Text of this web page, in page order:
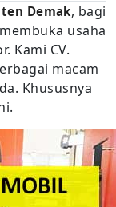
Demak, bagi
usaha
Kami CV.
macam
Khususnya